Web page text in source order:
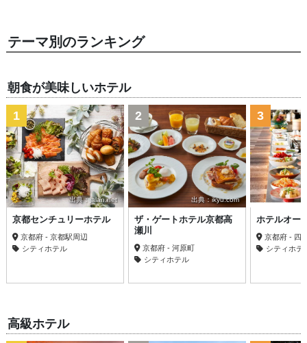
テーマ別のランキング
朝食が美味しいホテル
出典：jalan.net
1
京都センチュリーホテル
京都府 - 京都駅周辺
シティホテル
出典：ikyu.com
2
ザ・ゲートホテル京都高
瀬川
京都府 - 河原町
シティホテル
3
ホテルオー
京都府 - 四
シティホテ
高級ホテル